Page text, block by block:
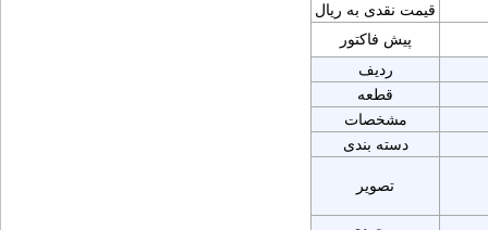
قیمت نقدی به ریال
پیش فاکتور
ردیف
قطعه
مشخصات
دسته بندی
تصویر